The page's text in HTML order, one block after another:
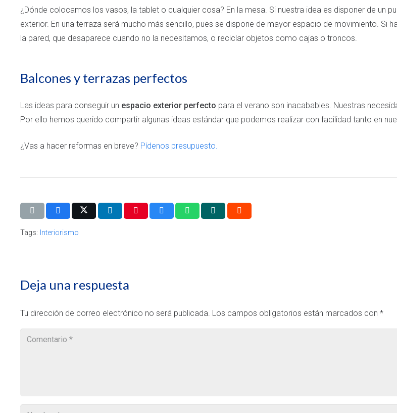
¿Dónde colocamos los vasos, la tablet o cualquier cosa? En la mesa. Si nuestra idea es disponer de un
exterior. En una terraza será mucho más sencillo, pues se dispone de mayor espacio de movimiento. Si
la pared, que desaparece cuando no la necesitamos, o reciclar objetos como cajas o troncos.
Balcones y terrazas perfectos
Las ideas para conseguir un espacio exterior perfecto para el verano son inacabables. Nuestras
Por ello hemos querido compartir algunas ideas estándar que podemos realizar con facilidad tanto en
¿Vas a hacer reformas en breve? Pídenos presupuesto.
Tags: Interiorismo
Deja una respuesta
Tu dirección de correo electrónico no será publicada. Los campos obligatorios están marcados con *